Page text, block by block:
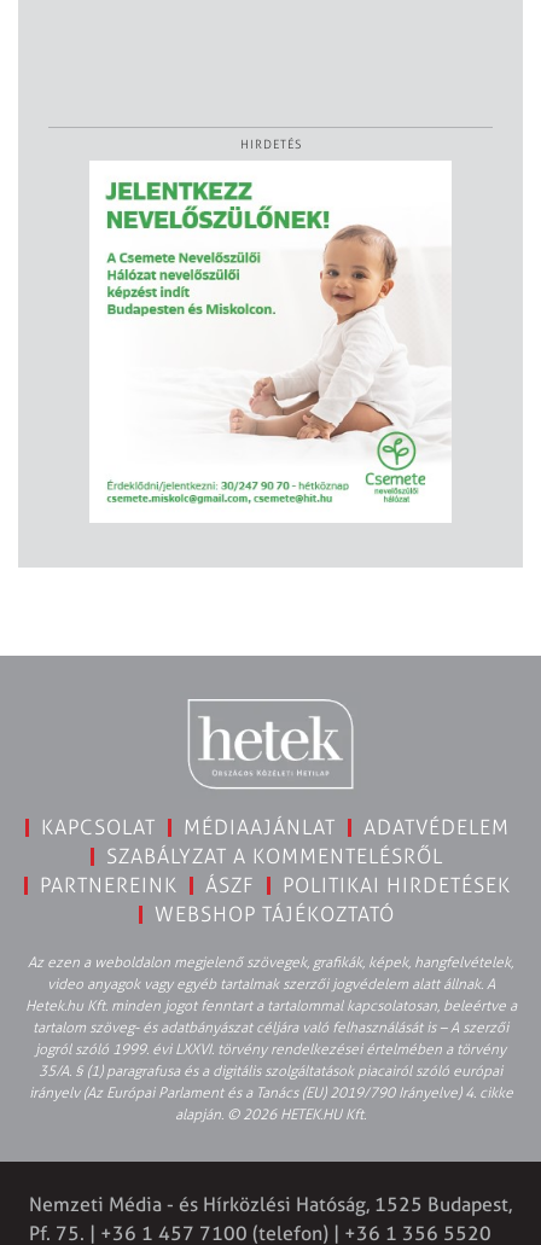
HIRDETÉS
KAPCSOLAT MÉDIAAJÁNLAT
ADATVÉDELEM
SZABÁLYZAT A KOMMENTELÉSRŐL
PARTNEREINK
ÁSZF
POLITIKAI HIRDETÉSEK
WEBSHOP TÁJÉKOZTATÓ
Az ezen a weboldalon megjelenő szövegek, grafikák, képek, hangfelvételek,
video anyagok vagy egyéb tartalmak szerzői jogvédelem alatt állnak. A
Hetek.hu Kft. minden jogot fenntart a tartalommal kapcsolatosan, beleértve a
tartalom szöveg- és adatbányászat céljára való felhasználását is – A szerzői
jogról szóló 1999. évi LXXVI. törvény rendelkezései értelmében a törvény
35/A. § (1) paragrafusa és a digitális szolgáltatások piacairól szóló európai
irányelv (Az Európai Parlament és a Tanács (EU) 2019/790 Irányelve) 4. cikke
alapján. © 2026 HETEK.HU Kft.
Nemzeti Média - és Hírközlési Hatóság, 1525 Budapest,
Pf. 75. | +36 1 457 7100 (telefon) | +36 1 356 5520